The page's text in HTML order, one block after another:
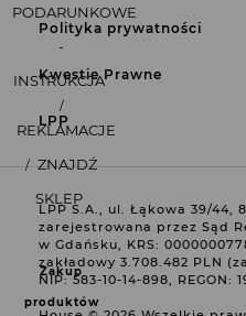
PODARUNKOWE
-
INSTRUKCJA
REKLAMACJE
ZNAJDŹ
SKLEP
Zakup
produktów
Polityka prywatności
Kwestie Prawne
LPP
LPP S.A., ul. Łąkowa 39/44,
zarejestrowana przez Sąd
w Gdańsku, KRS:
zakładowy 3.708.482 PLN
NIP: 583‑10‑14‑898, REGON: